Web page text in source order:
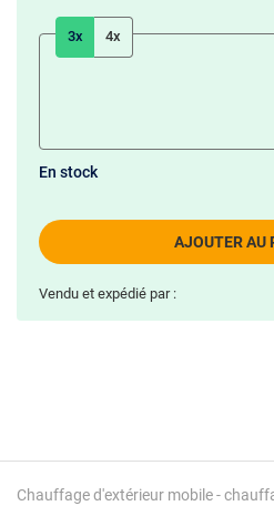
Chauffage d'extérieur mobile -
3x 4x
AJOUTER AU
En stock
Vendu et expédié par :